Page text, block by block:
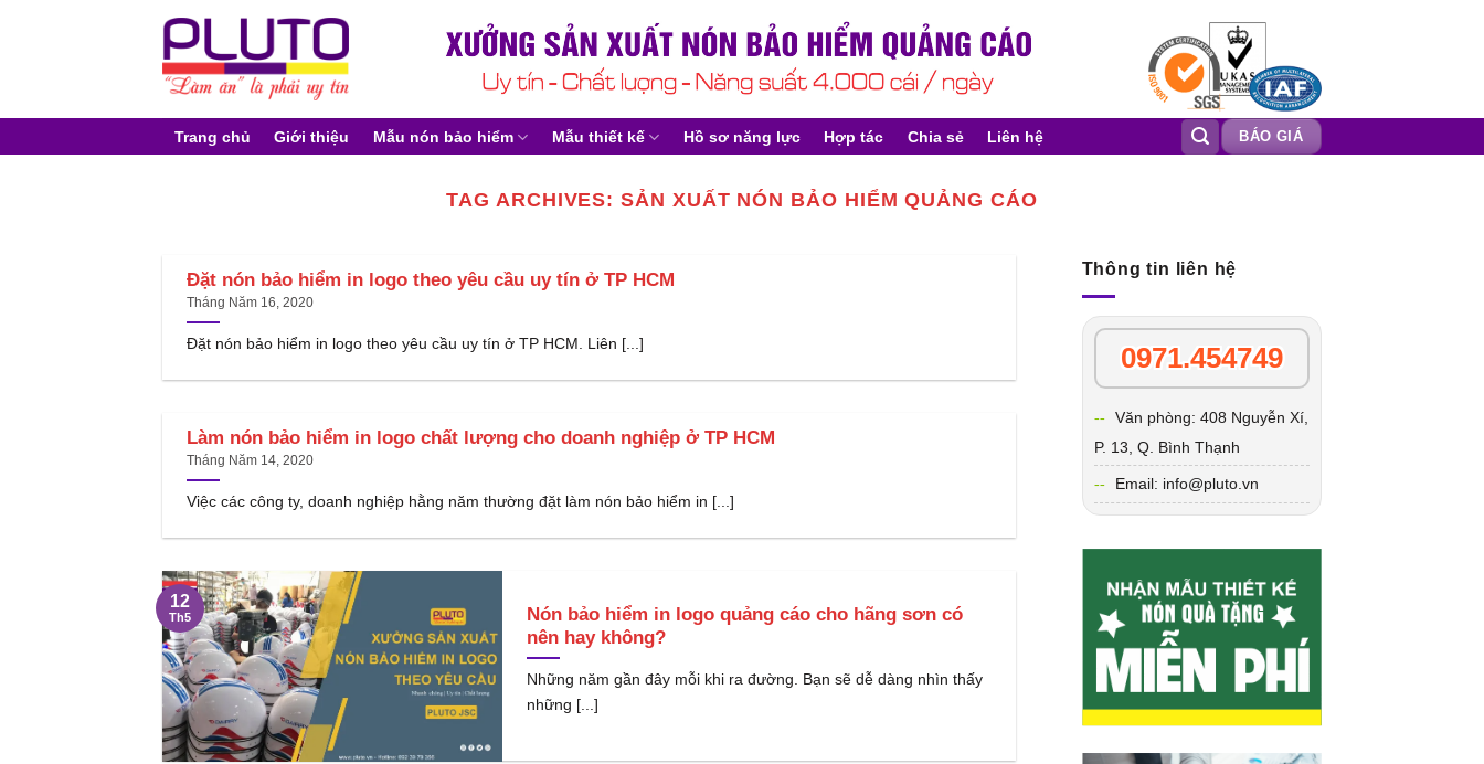
Trang chủ Giới thiệu Mẫu nón bảo hiểm Mẫu thiết kế Hồ sơ năng lực Hợp tác Chia sẻ Liên hệ BÁO GIÁ
TAG ARCHIVES:SẢN XUẤT NÓN BẢO HIỂM QUẢNG CÁO
Đặt nón bảo hiểm in logo theo yêu cầu uy tín ở TP HCM
Tháng Năm 16, 2020
Đặt nón bảo hiểm in logo theo yêu cầu uy tín ở TP HCM. Liên [...]
Làm nón bảo hiểm in logo chất lượng cho doanh nghiệp ở TP HCM
Tháng Năm 14, 2020
Việc các công ty, doanh nghiệp hằng năm thường đặt làm nón bảo hiểm in [...]
Nón bảo hiểm in logo quảng cáo cho hãng sơn có
nên hay không?
Những năm gần đây mỗi khi ra đường. Bạn sẽ dễ dàng nhìn thấy
những [...]
12
Th5
Thông tin liên hệ
0971.454749
Văn phòng: 408 Nguyễn Xí,
P. 13, Q. Bình Thạnh
Email: info@pluto.vn